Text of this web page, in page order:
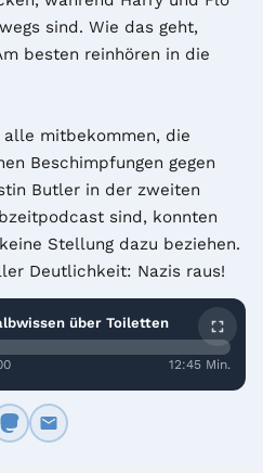
sind. Wie das geht,
besten reinhören in die
alle mitbekommen, die
Beschimpfungen gegen
Butler in der zweiten
sind, konnten
Stellung dazu beziehen.
Deutlichkeit: Nazis raus!
über Toiletten
12:45 Min.